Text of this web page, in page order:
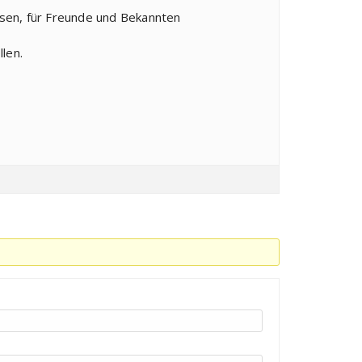
für Freunde und Bekannten